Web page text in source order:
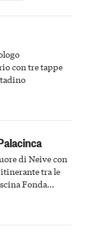
con tre tappe
di Neive con
tra le
Fonda
di due